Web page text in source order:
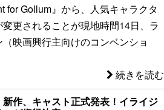
for Gollum』から、人気キャラクタ
更されることが現地時間14日、ラ
映画興行主向けのコンベンショ
続きを読む
新作、キャスト正式発表！イライジ